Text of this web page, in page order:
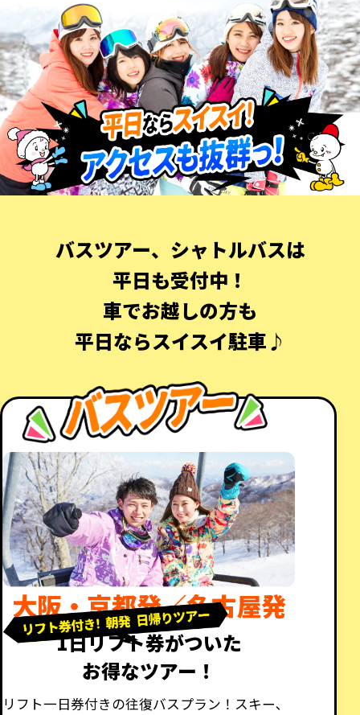
バスツアー、シャトルバスは
平日も受付中！
車でお越しの方も
平日ならスイスイ駐車♪
大阪・京都発／名古屋発
1日リフト券がついた
お得なツアー！
リフト一日券付きの往復バスプラン！スキー､